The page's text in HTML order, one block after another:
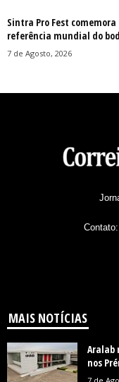
Sintra Pro Fest
referência mundial do
7 de Agosto, 2026
Contato:
MAIS NOTÍCIAS
Aralab
nos